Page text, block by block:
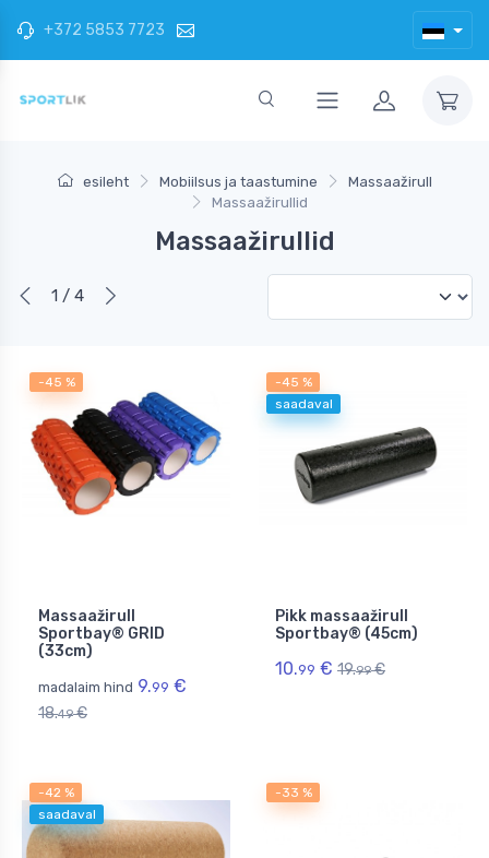
+372 5853 7723
esileht Mobiilsus ja taastumine
Massaažirull
Massaažirullid
Massaažirullid
1 / 4
-45 %
Massaažirull
Sportbay® GRID
(33cm)
madalaim hind 9.99 €
18.49€
-45 %
saadaval
Pikk massaažirull
Sportbay® (45cm)
10.99 € 19.99€
-42 %
saadaval
-33 %